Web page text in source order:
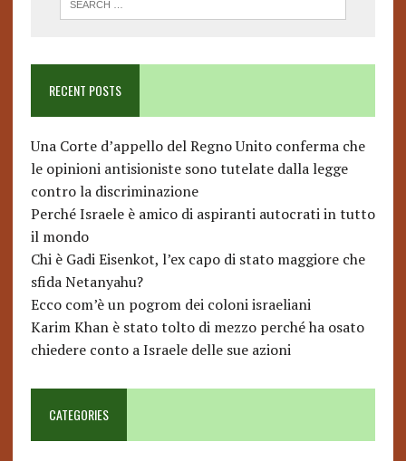
RECENT POSTS
Una Corte d’appello del Regno Unito conferma che
le opinioni antisioniste sono tutelate dalla legge
contro la discriminazione
Perché Israele è amico di aspiranti autocrati in tutto
il mondo
Chi è Gadi Eisenkot, l’ex capo di stato maggiore che
sfida Netanyahu?
Ecco com’è un pogrom dei coloni israeliani
Karim Khan è stato tolto di mezzo perché ha osato
chiedere conto a Israele delle sue azioni
CATEGORIES